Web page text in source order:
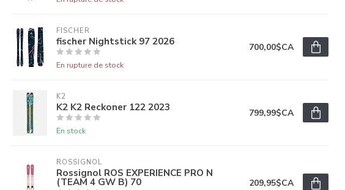
FISCHER
fischer Nightstick 97 2026
En rupture de stock
700,00$CA
K2
K2 K2 Reckoner 122 2023
En stock
799,99$CA
ROSSIGNOL
Rossignol ROS EXPERIENCE PRO N
(TEAM 4 GW B) 70 209,95$CA